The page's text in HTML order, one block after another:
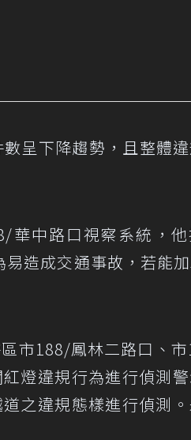
呈下降趨勢，且整體
中路口視察系統，他
易造成交通事故，若能
市188/鳳林二路口、
燈違規行為進行偵測
之違規態樣進行偵測